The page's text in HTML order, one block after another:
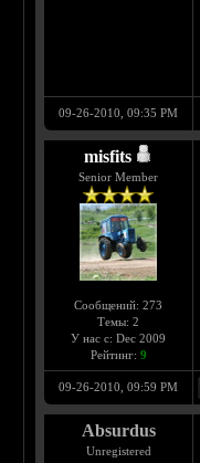
09-26-2010, 09:35 PM
misfits
Senior Member
Сообщений: 273
Темы: 2
У нас с: Dec 2009
Рейтинг: 9
09-26-2010, 09:59 PM
Absurdus
Unregistered